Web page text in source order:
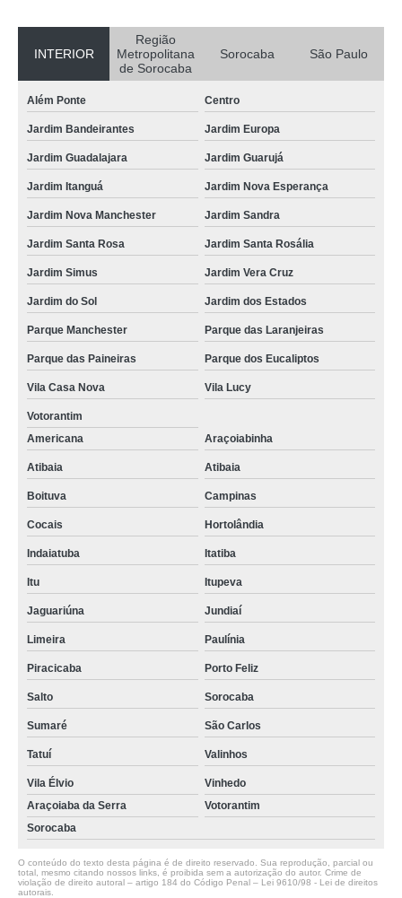
INTERIOR
Região
Metropolitana
de Sorocaba
Sorocaba São Paulo
Além Ponte Centro
Jardim Bandeirantes Jardim Europa
Jardim Guadalajara Jardim Guarujá
Jardim Itanguá Jardim Nova Esperança
Jardim Nova Manchester Jardim Sandra
Jardim Santa Rosa Jardim Santa Rosália
Jardim Simus Jardim Vera Cruz
Jardim do Sol Jardim dos Estados
Parque Manchester Parque das Laranjeiras
Parque das Paineiras Parque dos Eucaliptos
Vila Casa Nova Vila Lucy
Votorantim
Americana
Araçoiabinha
Atibaia Atibaia
Boituva Campinas
Cocais Hortolândia
Indaiatuba Itatiba
Itu Itupeva
Jaguariúna Jundiaí
Limeira Paulínia
Piracicaba Porto Feliz
Salto Sorocaba
Sumaré São Carlos
Tatuí Valinhos
Vila Élvio
Vinhedo
Araçoiaba da Serra
Votorantim
Sorocaba
O conteúdo do texto desta página é de direito reservado. Sua reprodução, parcial ou
total, mesmo citando nossos links, é proibida sem a autorização do autor. Crime de
violação de direito autoral – artigo 184 do Código Penal – Lei 9610/98 - Lei de direitos
autorais